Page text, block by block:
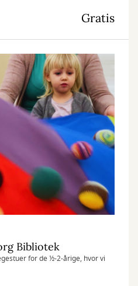
Gratis
Bibliotek
for de ½-2-årige, hvor vi